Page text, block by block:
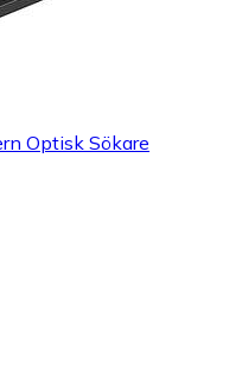
Optisk Sökare